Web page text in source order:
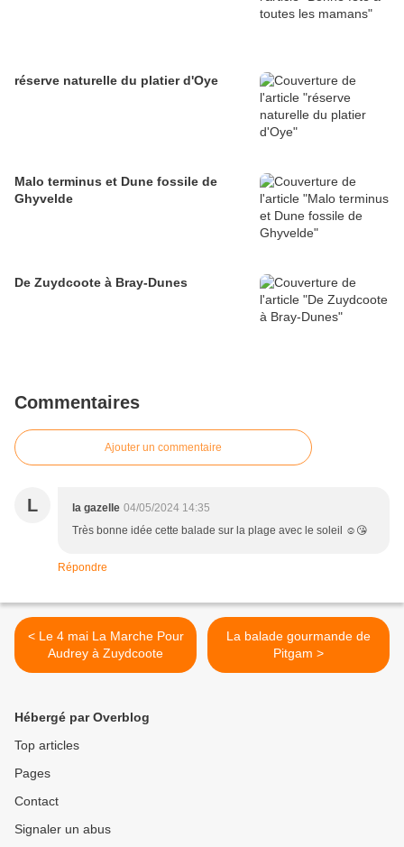
réserve naturelle du platier d'Oye
Malo terminus et Dune fossile de
Ghyvelde
De Zuydcoote à Bray-Dunes
Commentaires
Ajouter un commentaire
L la gazelle 04/05/2024 14:35
Très bonne idée cette balade sur la plage avec le soleil ☺️😘
Répondre
< Le 4 mai La Marche Pour
Audrey à Zuydcoote
La balade gourmande de
Pitgam >
Hébergé par Overblog
Top articles
Pages
Contact
Signaler un abus